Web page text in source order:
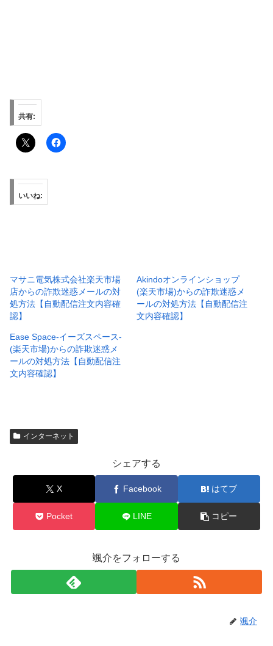
共有:
いいね:
マサニ電気株式会社楽天市場
店からの詐欺迷惑メールの対
処方法【自動配信注文内容確
認】
Akindoオンラインショップ
(楽天市場)からの詐欺迷惑メ
ールの対処方法【自動配信注
文内容確認】
Ease Space-イーズスペース-
(楽天市場)からの詐欺迷惑メ
ールの対処方法【自動配信注
文内容確認】
インターネット
シェアする
X Facebook はてブ
Pocket LINE コピー
颯介をフォローする
颯介